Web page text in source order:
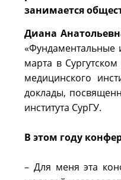
занимается
Диана
«Фундаментальные
марта в
медицинского
доклады,
института СурГУ.
В этом году
– Для меня эта